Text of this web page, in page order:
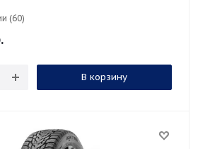
(60)
В корзину